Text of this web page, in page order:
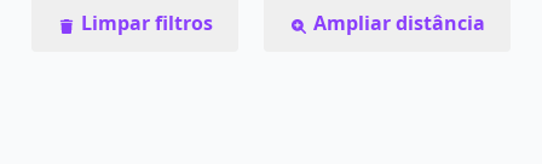
Limpar filtros
Ampliar distância